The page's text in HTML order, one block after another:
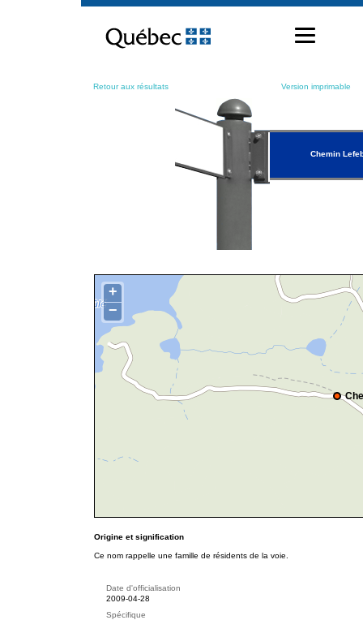
contenu
Retour aux résultats Version imprimable
Chemin
+
−
Origine et signification
Ce nom rappelle une famille de résidents de la voie.
Date d'officialisation
2009-04-28
Spécifique